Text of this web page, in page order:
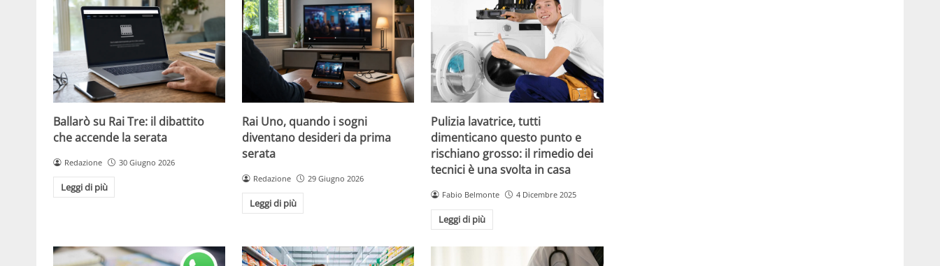
Ballarò su Rai Tre: il dibattito
che accende la serata
Redazione 30 Giugno 2026
Leggi di più
Rai Uno, quando i sogni
diventano desideri da prima
serata
Redazione 29 Giugno 2026
Leggi di più
Pulizia lavatrice, tutti
dimenticano questo punto e
rischiano grosso: il rimedio dei
tecnici è una svolta in casa
Fabio Belmonte 4 Dicembre 2025
Leggi di più